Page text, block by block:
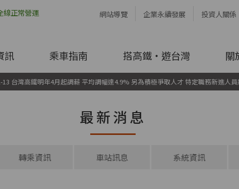
訊 乘車指南 搭高鐵・遊台灣 關
網站導覽 企業永續發展 投資人關係
13 台灣高鐵明年4月起調薪 平均調幅達4.9% 另為積極爭取人才 特定職務新進人
最新消息
轉乘資訊 車站訊息 系統資訊